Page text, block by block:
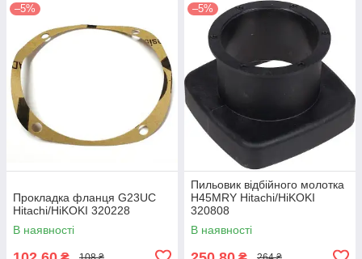
–5%
Прокладка фланця G23UC
Hitachi/HiKOKI 320228
В наявності
–5%
Пильовик відбійного молотка
H45MRY Hitachi/HiKOKI
320808
В наявності